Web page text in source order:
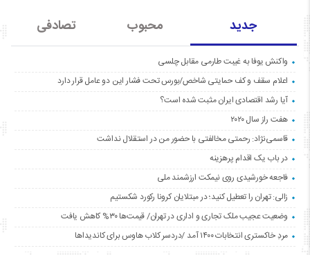
جدید محبوب تصادفی
واکنش یوفا به غیبت طارمی مقابل چلسی
اعلام سقف و کف حمایتی شاخص/بورس تحت فشار این دو عامل قرار دارد
آیا رشد اقتصادی ایران مثبت شده است؟
هفت راز سال ۲۰۲۰
قاسمی‌نژاد: رحمتی مخالفتی با حضور من در استقلال نداشت
در باب یک اقدام پرهزینه
فاجعه خورشیدی روی نیمکت ارزشمند ملی
زالی: تهران را تعطیل کنید؛ در مبتلایان کرونا رکورد شکستیم
وضعیت عجیب ملک تجاری و اداری در تهران/ قیمت‌ها ۳۰% کاهش یافت
مردِ خاکستری انتخابات ۱۴۰۰ آمد /دردسر کلاب هاوس برای کاندیداها